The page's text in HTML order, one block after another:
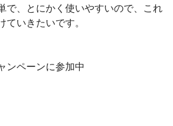
で、とにかく使いやすいので、これ
いきたいです。
ンペーンに参加中